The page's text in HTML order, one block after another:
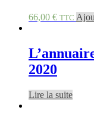
66,00 € TTC
2020
Lire la suite